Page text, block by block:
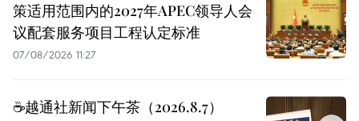
策适用范围内的2027年APEC领导人会
议配套服务项目工程认定标准
07/08/2026 11:27
☕️越通社新闻下午茶（2026.8.7）